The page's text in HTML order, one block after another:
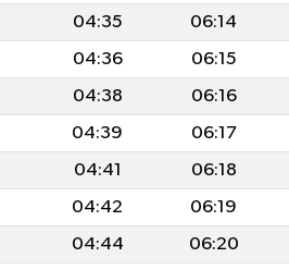
04:35 06:14
04:36 06:15
04:38 06:16
04:39 06:17
04:41 06:18
04:42 06:19
04:44 06:20